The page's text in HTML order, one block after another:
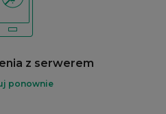
z serwerem
ponownie